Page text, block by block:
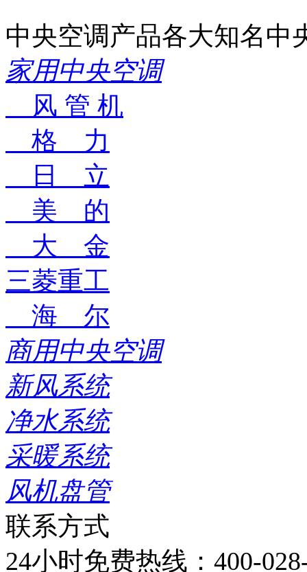
中央空调产品各大知名中
家用中央空调
风 管 机
格 力
日 立
美 的
大 金
三菱重工
海 尔
商用中央空调
新风系统
净水系统
采暖系统
风机盘管
联系方式
24小时免费热线： 400-